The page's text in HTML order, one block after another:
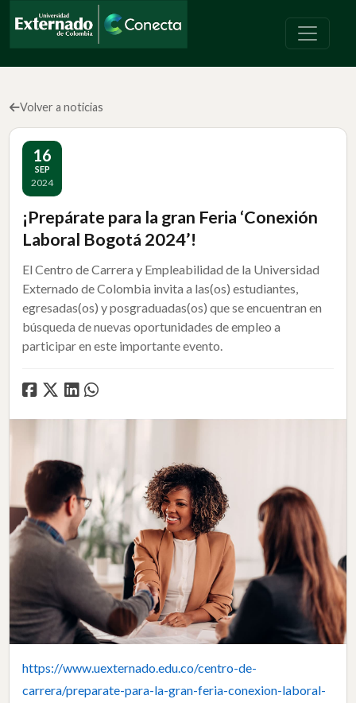
Volver a noticias
16
SEP
2024
¡Prepárate para la gran Feria ‘Conexión
Laboral Bogotá 2024’!
El Centro de Carrera y Empleabilidad de la Universidad
Externado de Colombia invita a las(os) estudiantes,
egresadas(os) y posgraduadas(os) que se encuentran en
búsqueda de nuevas oportunidades de empleo a
participar en este importante evento.
https://www.uexternado.edu.co/centro-de-
carrera/preparate-para-la-gran-feria-conexion-laboral-